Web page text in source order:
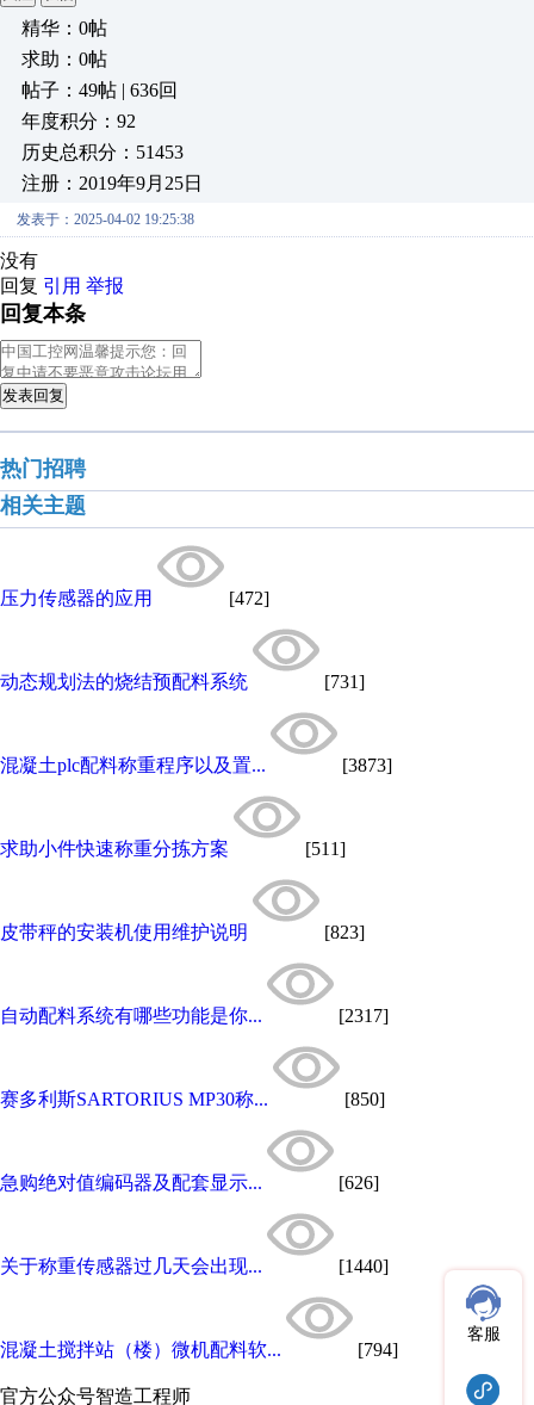
精华：0帖
求助：0帖
帖子：49帖 | 636回
年度积分：92
历史总积分：51453
注册：2019年9月25日
发表于：2025-04-02 19:25:38
没有
回复 引用 举报
回复本条
发表回复
热门招聘
相关主题
压力传感器的应用 [472]
动态规划法的烧结预配料系统 [731]
混凝土plc配料称重程序以及置... [3873]
求助小件快速称重分拣方案 [511]
皮带秤的安装机使用维护说明 [823]
自动配料系统有哪些功能是你... [2317]
赛多利斯SARTORIUS MP30称... [850]
急购绝对值编码器及配套显示... [626]
关于称重传感器过几天会出现... [1440]
混凝土搅拌站（楼）微机配料软... [794]
官方公众号智造工程师
客服